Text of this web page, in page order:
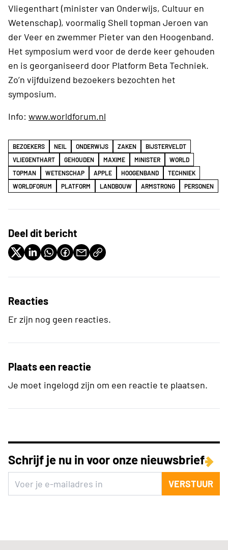
Vliegenthart (minister van Onderwijs, Cultuur en
Wetenschap), voormalig Shell topman Jeroen van
der Veer en zwemmer Pieter van den Hoogenband.
Het symposium werd voor de derde keer gehouden
en is georganiseerd door Platform Beta Techniek.
Zo’n vijfduizend bezoekers bezochten het
symposium.
Info: www.worldforum.nl
BEZOEKERS NEIL ONDERWIJS ZAKEN
BIJSTERVELDT
VLIEGENTHART
GEHOUDEN MAXIME MINISTER
WORLD
TOPMAN
WETENSCHAP APPLE HOOGENBAND
TECHNIEK
WORLDFORUM
PLATFORM LANDBOUW ARMSTRONG PERSONEN
Deel dit bericht
Reacties
Er zijn nog geen reacties.
Plaats een reactie
Je moet ingelogd zijn om een reactie te plaatsen.
Schrijf je nu in voor onze nieuwsbrief
VERSTUUR